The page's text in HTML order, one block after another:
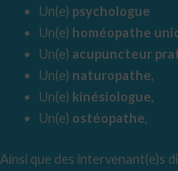
Un(e) psychologue
Un(e) homéopathe
Un(e) acupuncteur
Un(e) naturopathe,
Un(e) kinésiologue,
Un(e) ostéopathe,
Ainsi que des intervenant(e)s